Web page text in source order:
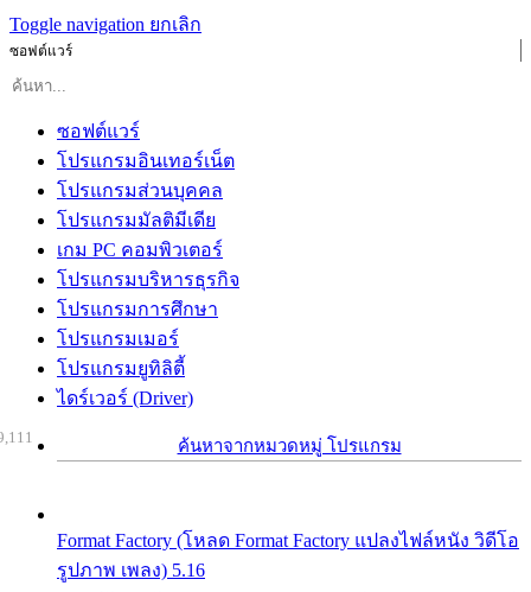
Toggle navigation ยกเลิก
ซอฟต์แวร์
ซอฟต์แวร์
โปรแกรมอินเทอร์เน็ต
โปรแกรมส่วนบุคคล
โปรแกรมมัลติมีเดีย
เกม PC คอมพิวเตอร์
โปรแกรมบริหารธุรกิจ
โปรแกรมการศึกษา
โปรแกรมเมอร์
โปรแกรมยูทิลิตี้
ไดร์เวอร์ (Driver)
ค้นหาจากหมวดหมู่ โปรแกรม
Format Factory (โหลด Format Factory แปลงไฟล์หนัง วิดีโอ
รูปภาพ เพลง) 5.16